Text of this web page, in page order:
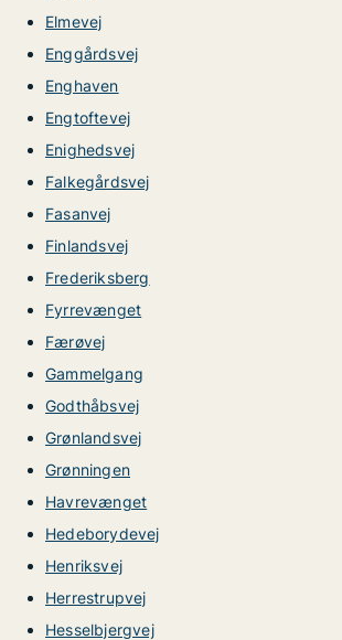
Elmevej
Enggårdsvej
Enghaven
Engtoftevej
Enighedsvej
Falkegårdsvej
Fasanvej
Finlandsvej
Frederiksberg
Fyrrevænget
Færøvej
Gammelgang
Godthåbsvej
Grønlandsvej
Grønningen
Havrevænget
Hedeborydevej
Henriksvej
Herrestrupvej
Hesselbjergvej